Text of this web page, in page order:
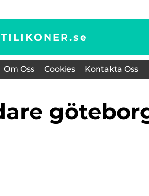
se
Om Oss Cookies Kontakta Oss